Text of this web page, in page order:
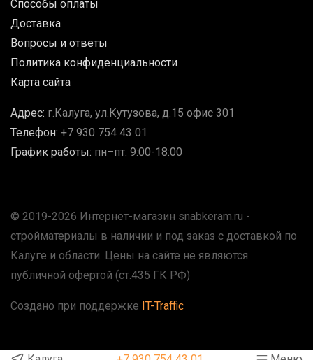
Способы оплаты
Доставка
Вопросы и ответы
Политика конфиденциальности
Карта сайта
Адрес: г.Калуга, ул.Кутузова, д.15 офис 301
Телефон: +7 930 754 43 01
График работы: пн–пт: 9:00-18:00
© 2019-2026 Интернет-магазин snabkeram.ru -
стройматериалы в наличии и под заказ с доставкой по
Калуге и области. Цены на сайте не являются
публичной офертой (ст.435 ГК РФ)
Создано при поддержке IT-Traffic